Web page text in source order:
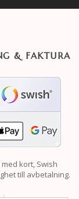
& FAKTURA
kort, Swish
till avbetalning.